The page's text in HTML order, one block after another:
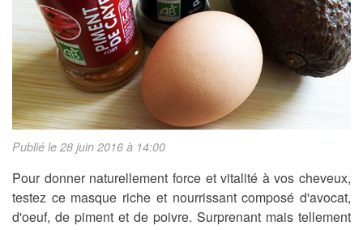
Publié le 28 juin 2016 à 14:00
Pour donner naturellement force et vitalité à vos cheveux,
testez ce masque riche et nourrissant composé d'avocat,
d'oeuf, de piment et de poivre. Surprenant mais tellement